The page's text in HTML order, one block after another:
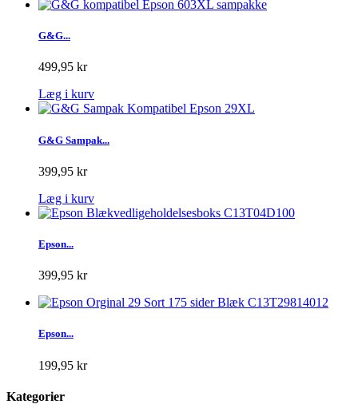
G&G...
499,95 kr
Læg i kurv
G&G Sampak...
399,95 kr
Læg i kurv
Epson...
399,95 kr
Epson...
199,95 kr
Kategorier